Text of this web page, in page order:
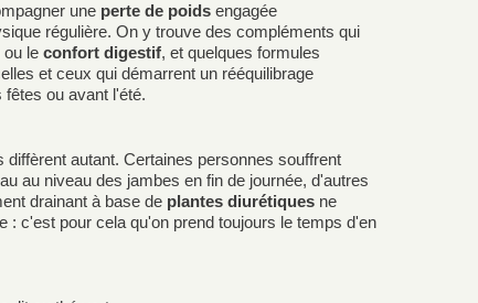
une perte de poids engagée
régulière. On y trouve des compléments qui
ou le confort digestif, et quelques formules
et ceux qui démarrent un rééquilibrage
ou avant l'été.
autant. Certaines personnes souffrent
au niveau des jambes en fin de journée, d'autres
drainant à base de plantes diurétiques ne
: c'est pour cela qu'on prend toujours le temps d'en